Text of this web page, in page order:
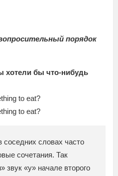
порядок
хотели бы что-нибудь
to eat?
to eat?
соседних словах часто
сочетания. Так
звук «y» начале второго